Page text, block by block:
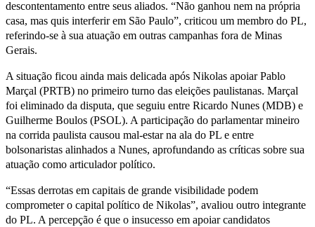
descontentamento entre seus aliados. “Não ganhou nem na própria
casa, mas quis interferir em São Paulo”, criticou um membro do PL,
referindo-se à sua atuação em outras campanhas fora de Minas
Gerais.
A situação ficou ainda mais delicada após Nikolas apoiar Pablo
Marçal (PRTB) no primeiro turno das eleições paulistanas. Marçal
foi eliminado da disputa, que seguiu entre Ricardo Nunes (MDB) e
Guilherme Boulos (PSOL). A participação do parlamentar mineiro
na corrida paulista causou mal-estar na ala do PL e entre
bolsonaristas alinhados a Nunes, aprofundando as críticas sobre sua
atuação como articulador político.
“Essas derrotas em capitais de grande visibilidade podem
comprometer o capital político de Nikolas”, avaliou outro integrante
do PL. A percepção é que o insucesso em apoiar candidatos